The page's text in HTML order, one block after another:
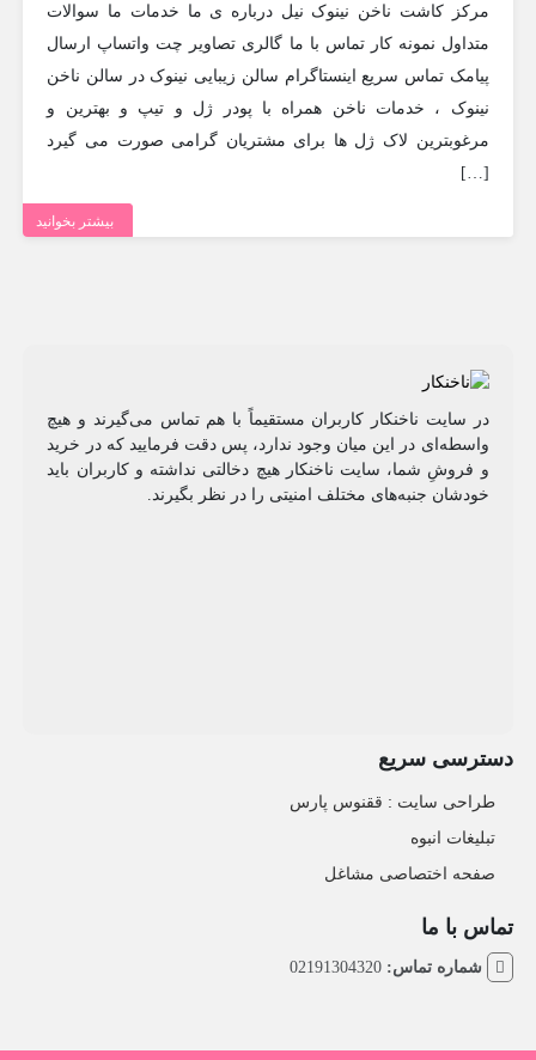
مرکز کاشت ناخن نینوک نیل درباره ی ما خدمات ما سوالات
متداول نمونه کار تماس با ما گالری تصاویر چت واتساپ ارسال
پیامک تماس سریع اینستاگرام سالن زیبایی نینوک در سالن ناخن
نینوک ، خدمات ناخن همراه با پودر ژل و تیپ و بهترین و
مرغوبترین لاک ژل ها برای مشتریان گرامی صورت می گیرد
[…]
بیشتر بخوانید
در سایت ناخنکار کاربران مستقیماً با هم تماس می‌گیرند و هیچ
واسطه‌ای در این میان وجود ندارد، پس دقت فرمایید که در خرید
و فروشِ شما، سایت ناخنکار هیچ دخالتی نداشته و کاربران باید
خودشان جنبه‌های مختلف امنیتی را در نظر بگیرند.
دسترسی سریع
طراحی سایت :‌ ققنوس پارس
تبلیغات انبوه
صفحه اختصاصی مشاغل
تماس با ما
شماره تماس:02191304320